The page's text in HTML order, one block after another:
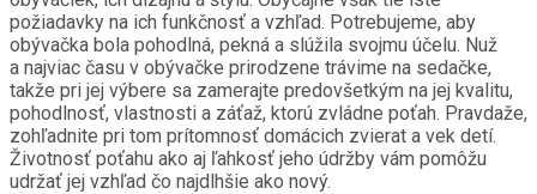
požiadavky na ich funkčnosť a vzhľad. Potrebujeme, aby
obývačka bola pohodlná, pekná a slúžila svojmu účelu. Nuž
a najviac času v obývačke prirodzene trávime na sedačke,
takže pri jej výbere sa zamerajte predovšetkým na jej kvalitu,
pohodlnosť, vlastnosti a záťaž, ktorú zvládne poťah. Pravdaže,
zohľadnite pri tom prítomnosť domácich zvierat a vek detí.
Životnosť poťahu ako aj ľahkosť jeho údržby vám pomôžu
udržať jej vzhľad čo najdlhšie ako nový.